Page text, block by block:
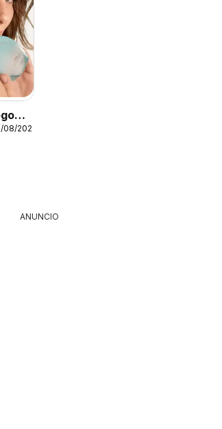
2026
ANUNCIO